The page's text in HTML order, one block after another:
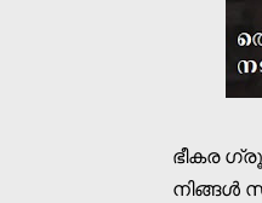
ഭീകര
നിങ്ങള്‍